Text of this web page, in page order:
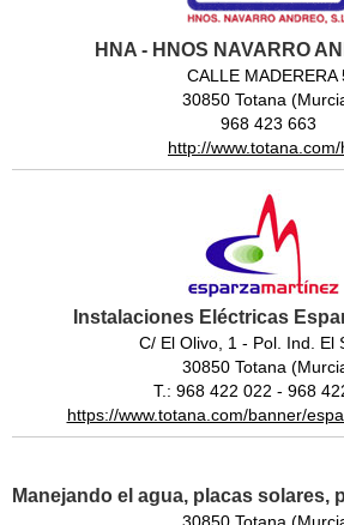
HNA - HNOS NAVARRO
CALLE MADERERA
30850 Totana
968 423 663
http://
Instalaciones Eléctricas
C/ El Olivo, 1 - Pol. Ind. El
30850 Totana
T.: 968 422 022 - 968
https://www.totana.com/banner/
Manejando el agua, placas solares,